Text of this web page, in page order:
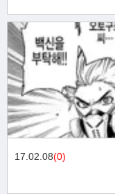
17.02.08(0)